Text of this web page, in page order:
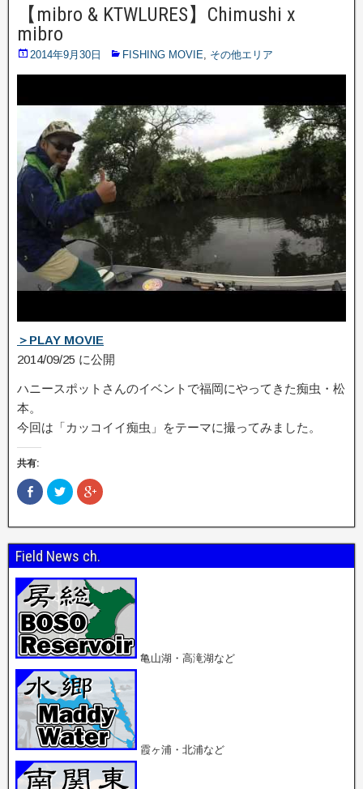
【mibro & KTWLURES】Chimushi x
mibro
2014年9月30日 FISHING MOVIE, その他エリア
＞PLAY MOVIE
2014/09/25 に公開
ハニースポットさんのイベントで福岡にやってきた痴虫・松
本。
今回は「カッコイイ痴虫」をテーマに撮ってみました。
共有:
F
a
b
o
k
で
共
有
(
新
し
い
ウ
ィ
ン
ウ
で
開
き
ま
す
)
ク
リ
し
T
w
i
t
t
e
r
で
共
有
(
新
い
ウ
ィ
ン
ド
ウ
で
開
き
ま
す
)
ク
リ
し
G
o
o
g
l
e
+
で
有
(
新
い
ン
ド
ウ
で
開
き
ま
す
)
Field News ch.
亀山湖・高滝湖など
霞ヶ浦・北浦など